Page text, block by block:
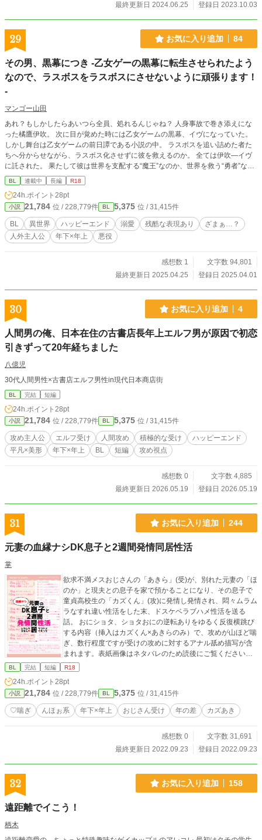
最終更新日 2024.06.25
登録日 2023.10.03
29 お気に入り追加 84
その男、黒幕につき -乙女ゲーの黒幕に転生させられたよう
なので、ラスボスをラスボスにさせないように頑張ります！
-
マンゴー山田
あれ？もしかしたらあいつら全員、処れるんじゃね？ 人身事故で巻き添えにな
った橘鷹伊吹。 次に目が覚めた時には乙女ゲームの黒幕、イヴになっていた。
しかし舞台は乙女ゲームの前日譚である小説の中。 ラスボスを追い詰めた者た
ちへ分からせながら、ラスボス化させずに彼を救えるのか。 全ては伊吹―イヴ
に託された。 果たして彼は世界を支配する“魔王”なのか、世界を救う“勇者”なの
か――。 ※こちらはアルファポリスのみ更新しております(なろうさんでは更新
しておりません)
BL 連載中 長編 R18
24h.ポイント 28pt
小説 21,784 位 / 228,779件 BL 5,375 位 / 31,415件
BL 異世界 ハッピーエンド 溺愛 残酷な表現あり
ざまぁ…？
人外主人公
年下×年上 悪役
感想数 1
文字数 94,801
最終更新日 2025.04.25
登録日 2025.04.01
30 お気に入り追加 4
人間男の俺、日本在住の古書店長年上エルフ男が原因で初恋
引きずって20年経ちました
八億児
30代人間男性×古書店エルフ男性in現代日本商店街
BL 完結 短編
24h.ポイント 28pt
小説 21,784 位 / 228,779件 BL 5,375 位 / 31,415件
攻め主人公 エルフ受け 人間攻め 積極的な受け
ハッピーエンド
平凡×美形
年下×年上 BL 短編 攻め視点
感想数 0
文字数 4,885
最終更新日 2026.05.19
登録日 2026.05.19
31 お気に入り追加 244
元妻の血縁ナシDK息子と2週間発情同居性活
掌
欲求不満メスおじさんの「あきら」(受)が、別れた元妻の「ほ
のか」と現夫との息子を家で預かることになり、その息子で
童貞高校生の「カズくん」(攻)に発情し発情され、悶々ムラム
ラなすれ違い性活をした末、ドスケベラブハメ性活を送る
話。 おにショタ、ショタおにの逆転ありをゆるく反復横跳び
する内容（挿入はカズくん×あきらのみ）で、攻めが山ほど喘
ぎ、数行程度ですが受けの攻めに対するアナル舐め描写が含
まれます。表紙画像はネタバレのため読後にご覧ください
（タイトルなしverはTwitterに有） 【祝】ついに人物へ名前
ベルズにも同作品を投稿しています。 なにかありましたら
（web拍手） http://bit.ly/38kXFb0 Twitter垢・拍手返信はこ
ちらから行っています https://twitter.com/show1write
BL 完結 短編 R18
24h.ポイント 28pt
小説 21,784 位 / 228,779件 BL 5,375 位 / 31,415件
♡喘ぎ んほぉ系 年下×年上 おじさん受け 年の差 カズあき
感想数 0
文字数 31,691
最終更新日 2022.09.23
登録日 2022.09.23
32 お気に入り追加 158
遠距離でイこう！
柄木